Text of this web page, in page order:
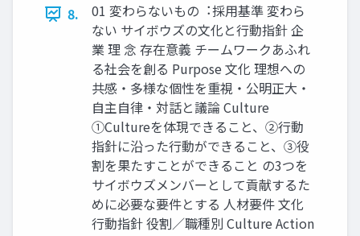
8.
01 変わらないもの︓採⽤基準 変わら
ない サイボウズの⽂化と⾏動指針 企
業 理 念 存在意義 チームワークあふれ
る社会を創る Purpose ⽂化 理想への
共感・多様な個性を重視・公明正⼤・
⾃主⾃律・対話と議論 Culture
①Cultureを体現できること、②⾏動
指針に沿った⾏動ができること、③役
割を果たすことができること の3つを
サイボウズメンバーとして貢献するた
めに必要な要件とする ⼈材要件 ⽂化
⾏動指針 役割／職種別 Culture Action